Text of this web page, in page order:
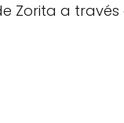
Zorita a través